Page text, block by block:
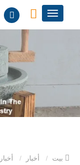
أخبار